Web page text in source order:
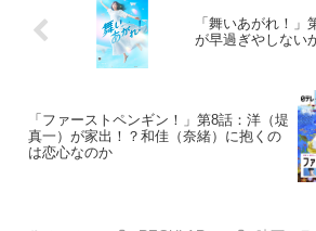
「舞いあがれ！
が早過ぎやしない
「ファーストペンギン！」第8話：洋（堤
真一）が家出！？和佳（奈緒）に抱くの
は恋心なのか